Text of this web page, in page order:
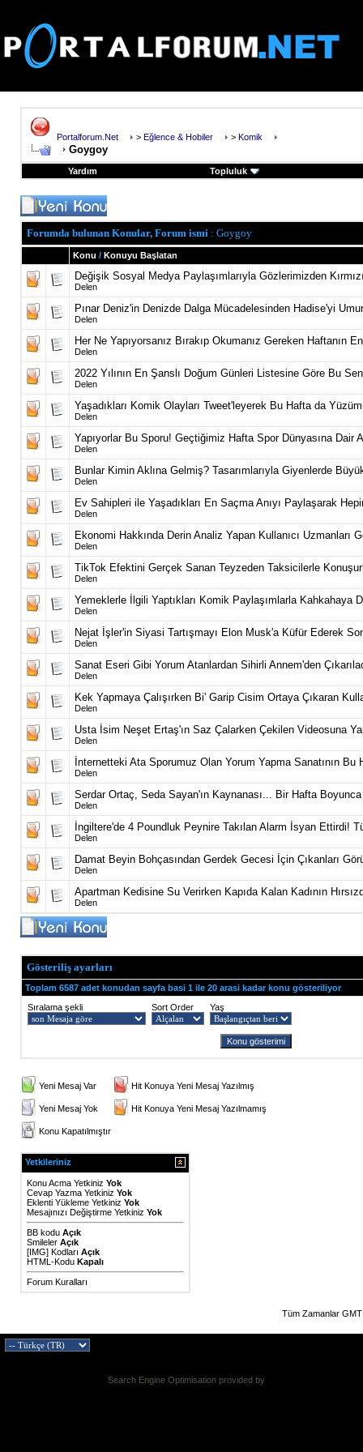
Portalforum.Net > Eğlence & Hobiler > Komik
Goygoy
Yardım Topluluk
Forumda bulunan Konular, Forum ismi : Goygoy
Konu / Konuyu Başlatan
Değişik Sosyal Medya Paylaşımlarıyla Gözlerimizden
Delen
Pınar Deniz'in Denizde Dalga Mücadelesinden Hadise'yi
Delen
Her Ne Yapıyorsanız Bırakıp Okumanız Gereken Haftanın
Delen
2022 Yılının En Şanslı Doğum Günleri Listesine Göre Bu
Delen
Yaşadıkları Komik Olayları Tweet'leyerek Bu Hafta da
Delen
Yapıyorlar Bu Sporu! Geçtiğimiz Hafta Spor Dünyasına Dair
Delen
Bunlar Kimin Aklına Gelmiş? Tasarımlarıyla Giyenlerde
Delen
Ev Sahipleri ile Yaşadıkları En Saçma Anıyı Paylaşarak
Delen
Ekonomi Hakkında Derin Analiz Yapan Kullanıcı Uzmanları
Delen
TikTok Efektini Gerçek Sanan Teyzeden Taksicilerle
Delen
Yemeklerle İlgili Yaptıkları Komik Paylaşımlarla Kahkahaya
Delen
Nejat İşler'in Siyasi Tartışmayı Elon Musk'a Küfür Ederek
Delen
Sanat Eseri Gibi Yorum Atanlardan Sihirli Annem'den
Delen
Kek Yapmaya Çalışırken Bi' Garip Cisim Ortaya Çıkaran
Delen
Usta İsim Neşet Ertaş'ın Saz Çalarken Çekilen Videosuna
Delen
İnternetteki Ata Sporumuz Olan Yorum Yapma Sanatının Bu
Delen
Serdar Ortaç, Seda Sayan'ın Kaynanası... Bir Hafta
Delen
İngiltere'de 4 Poundluk Peynire Takılan Alarm İsyan Ettirdi!
Delen
Damat Beyin Bohçasından Gerdek Gecesi İçin Çıkanları
Delen
Apartman Kedisine Su Verirken Kapıda Kalan Kadının
Delen
Gösteriliş ayarları
Toplam 6587 adet konudan sayfa basi 1 ile 20 arasi kadar konu gösteriliyor
Sıralama şekli
Sort Order Yaş
Yeni Mesaj Var Hit Konuya Yeni Mesaj Yazılmış
Yeni Mesaj Yok Hit Konuya Yeni Mesaj Yazılmamış
Konu Kapatılmıştır
Yetkileriniz
Konu Acma Yetkiniz Yok
Cevap Yazma Yetkiniz Yok
Eklenti Yükleme Yetkiniz Yok
Mesajınızı Değiştirme Yetkiniz Yok
BB kodu Açık
Smileler Açık
[IMG] Kodları Açık
HTML-Kodu Kapalı
Forum Kuralları
Tüm Zamanlar
Search Engine Optimisation provided by